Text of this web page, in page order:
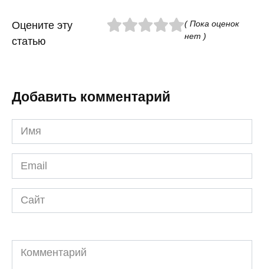
Оцените эту
статью
( Пока оценок
нет )
Добавить комментарий
Имя
*
Email
*
Сайт
Комментарий